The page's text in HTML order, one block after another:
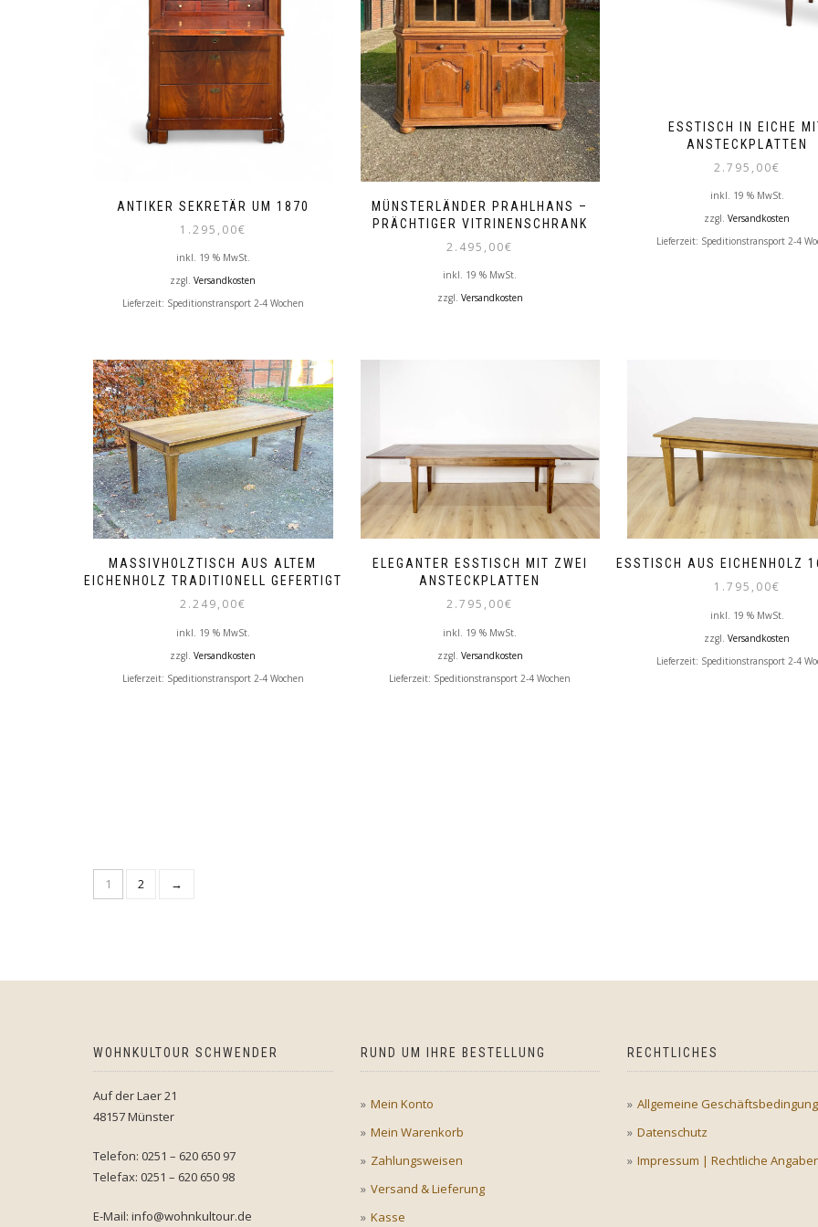
ANTIKER SEKRETÄR UM 1870
1.295,00€
inkl. 19 % MwSt.
zzgl.Versandkosten
Lieferzeit: Speditionstransport 2-4 Wochen
MÜNSTERLÄNDER PRAHLHANS –
PRÄCHTIGER VITRINENSCHRANK
2.495,00€
inkl. 19 % MwSt.
zzgl. Versandkosten
ESSTISCH IN EICHE
ANSTECKPLATTEN
2.795,00€
inkl. 19 % MwSt.
zzgl.Versandkosten
Lieferzeit: Speditionstransport 2-4
MASSIVHOLZTISCH AUS ALTEM
EICHENHOLZ TRADITIONELL GEFERTIGT
2.249,00€
inkl. 19 % MwSt.
zzgl.Versandkosten
Lieferzeit: Speditionstransport 2-4 Wochen
ELEGANTER ESSTISCH MIT ZWEI
ANSTECKPLATTEN
2.795,00€
inkl. 19 % MwSt.
zzgl. Versandkosten
Lieferzeit: Speditionstransport 2-4 Wochen
ESSTISCH AUS EICHENHOLZ
1.795,00€
inkl. 19 % MwSt.
zzgl.Versandkosten
Lieferzeit: Speditionstransport 2-4
1 2 →
WOHNKULTOUR SCHWENDER
Auf der Laer 21
48157 Münster
Telefon: 0251 – 620 650 97
Telefax: 0251 – 620 650 98
E-Mail: info@wohnkultour.de
RUND UM IHRE BESTELLUNG
Mein Konto
Mein Warenkorb
Zahlungsweisen
Versand & Lieferung
Kasse
RECHTLICHES
Allgemeine
Datenschutz
Impressum | Rechtliche